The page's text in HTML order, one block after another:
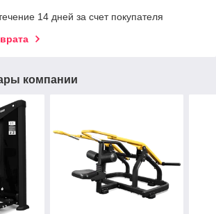
14 дней за счет покупателя
компании